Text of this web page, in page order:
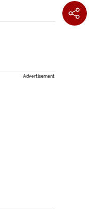
Advertisement